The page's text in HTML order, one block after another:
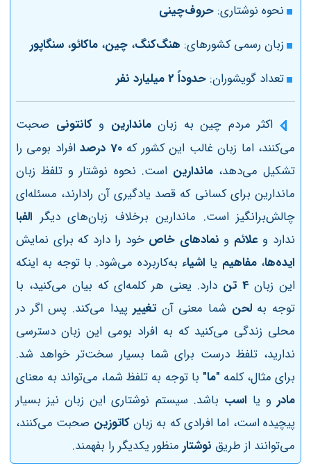
نحوه نوشتاری: حروف‌چینی
زبان رسمی کشورهای: هنگ‌کنگ، چین، ماکائو، سنگاپور
تعداد گویشوران: حدوداً 2 میلیارد نفر
اکثر مردم چین به زبانماندارین وکانتونی صحبت
می‌کنند، اما زبان غالب این کشور که70 درصد
افراد بومی را
تشکیل می‌دهد،مانداریناست. نحوه نوشتار و تلفظ زبان
ماندارین برای کسانی که قصد یادگیری آن رادارند، مسئله‌ای
چالش‌برانگیز است. ماندارین برخلاف زبان‌های دیگر الفبا
ندارد و علائم و نمادهای خاص خود را دارد که برای نمایش
ایده‌ها،مفاهیم یا اشیاء به‌کاربرده می‌شود. با توجه به اینکه
این زبان4 تن
دارد. یعنی هر کلمه‌ای که بیان می‌کنید، با
توجه بهلحن شما معنی‌ آن تغییر پیدا می‌کند. پس اگر در
محلی زندگی می‌کنید که به افراد بومی این زبان دسترسی
ندارید، تلفظ درست برای شما بسیار سخت‌تر خواهد شد.
برای مثال، کلمه‌ "ما" با توجه به تلفظ شما، می‌تواند به معنای
مادرو یا اسب باشد. سیستم نوشتاری این زبان نیز بسیار
پیچیده است، اما افرادی که به زبانکاتوزین صحبت می‌کنند،
می‌توانند از طریق نوشتار منظور یکدیگر را بفهمند.